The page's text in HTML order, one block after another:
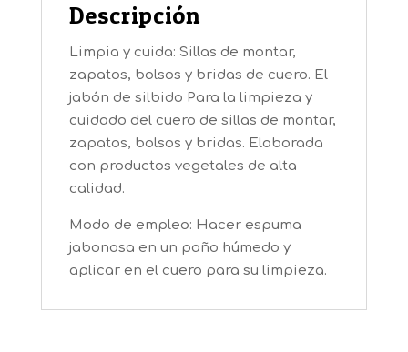
Descripción
Limpia y cuida: Sillas de montar,
zapatos, bolsos y bridas de cuero. El
jabón de silbido Para la limpieza y
cuidado del cuero de sillas de montar,
zapatos, bolsos y bridas. Elaborada
con productos vegetales de alta
calidad.
Modo de empleo: Hacer espuma
jabonosa en un paño húmedo y
aplicar en el cuero para su limpieza.